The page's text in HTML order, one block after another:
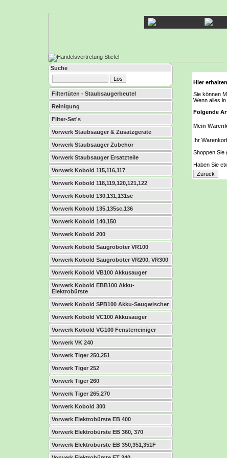
Suche
Filtertüten - Staubsaugerbeutel
Reinigung
Filter-Set's
Vorwerk Staubsauger & Zusatzgeräte
Vorwerk Staubsauger Zubehör
Vorwerk Staubsauger Ersatzteile
Vorwerk Kobold 115,116,117
Vorwerk Kobold 118,119,120,121,122
Vorwerk Kobold 130,131,131sc
Vorwerk Kobold 135,135sc,136
Vorwerk Kobold 140,150
Vorwerk Kobold 200
Vorwerk Kobold Saugroboter VR100
Vorwerk Kobold Saugroboter VR200, VR300
Vorwerk Kobold VB100 Akkusauger
Vorwerk Kobold EBB100 Akku-
Elektrobürste
Vorwerk Kobold SPB100 Akku-Saugwischer
Vorwerk Kobold VC100 Akkusauger
Vorwerk Kobold VG100 Fensterreiniger
Vorwerk VK 240
Vorwerk Tiger 250,251
Vorwerk Tiger 252
Vorwerk Tiger 260
Vorwerk Tiger 265,270
Vorwerk Kobold 300
Vorwerk Elektrobürste EB 400
Vorwerk Elektrobürste EB 360, 370
Vorwerk Elektrobürste EB 350,351,351F
Hier
Sie können
Wenn alles
Folgende
Mein
Ihr
Shoppen Sie
Haben Sie